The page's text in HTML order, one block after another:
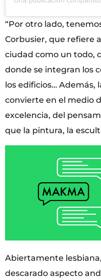
“Por otro lado,
Corbusier, que refiere
ciudad como un todo,
donde se integran los
los edificios… Además,
convierte en el medio
excelencia, del
que la pintura, la
Abiertamente
descarado aspecto